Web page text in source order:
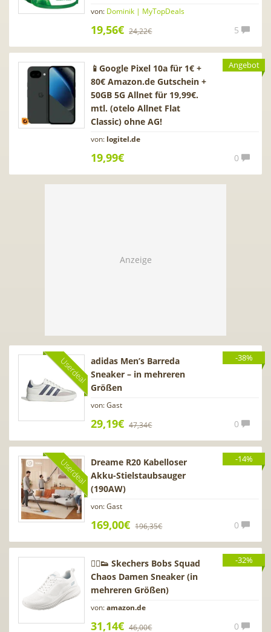
von: Dominik | MyTopDeals
19,56€ 24,22€ 5
Angebot
📱Google Pixel 10a für 1€ +
80€ Amazon.de Gutschein +
50GB 5G Allnet für 19,99€.
mtl. (otelo Allnet Flat
Classic) ohne AG!
von: logitel.de
19,99€ 0
-38%
Userdeal adidas Men’s Barreda
Sneaker – in mehreren
Größen
von: Gast
29,19€ 47,34€ 0
-14%
Userdeal Dreame R20 Kabelloser
Akku-Stielstaubsauger
(190AW)
von: Gast
169,00€ 196,35€ 0
-32%
💁‍♀️👟 Skechers Bobs Squad
Chaos Damen Sneaker (in
mehreren Größen)
von:amazon.de
31,14€ 46,00€ 0